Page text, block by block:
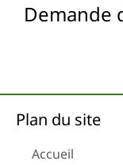
Demande
Plan du site
Accueil